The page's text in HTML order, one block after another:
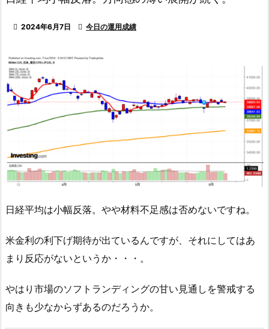
 2024年6月7日  今日の運用成績
日経平均は小幅反落。やや材料不足感は否めないですね。
米金利の利下げ期待が出ているんですが、それにしてはあ
まり反応がないというか・・・。
やはり市場のソフトランディングの甘い見通しを警戒する
向きも少なからずあるのだろうか。